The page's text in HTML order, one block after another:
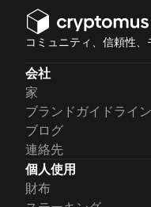
コミュニティ、信頼性、
会社
家
ブランドガイドライン
ブログ
連絡先
個人使用
財布